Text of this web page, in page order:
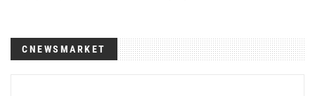
CNEWSMARKET